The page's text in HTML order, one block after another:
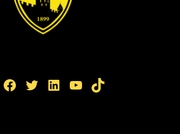
Facebook Twitter LinkedIn YouTube TikTok